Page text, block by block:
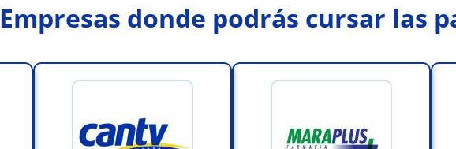
Empresas donde podrás cursar las